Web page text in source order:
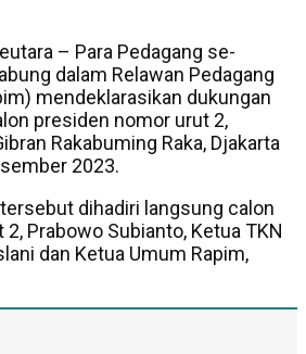
– Para Pedagang se-
dalam Relawan Pedagang
mendeklarasikan dukungan
presiden nomor urut 2,
Rakabuming Raka, Djakarta
2023.
dihadiri langsung calon
Prabowo Subianto, Ketua TKN
dan Ketua Umum Rapim,